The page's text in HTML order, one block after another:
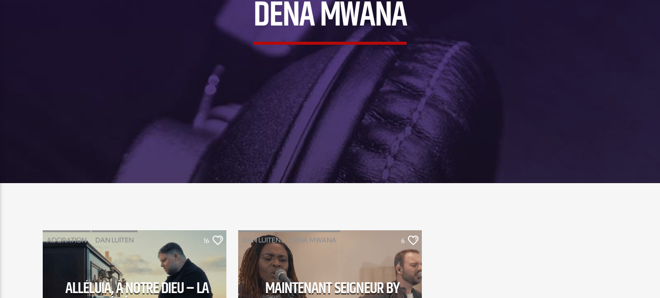
DENA MWANA
ADORATION DAN LUITEN
DENA MWANA GLORIOUS
PAULINE BETUEL
SAMUEL OLIVIER SEBASTIEN CORN
16
ALLÉLUIA, À NOTRE DIEU – LA
DAN LUITEN DENA MWANA
MAINTENANT SEIGNEUR
6
MAINTENANT SEIGNEUR BY